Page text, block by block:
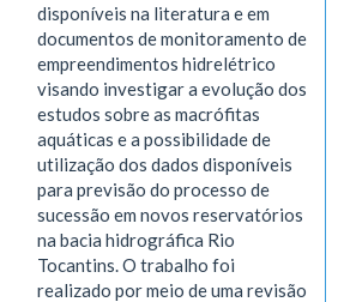
disponíveis na literatura e em
documentos de monitoramento de
empreendimentos hidrelétrico
visando investigar a evolução dos
estudos sobre as macrófitas
aquáticas e a possibilidade de
utilização dos dados disponíveis
para previsão do processo de
sucessão em novos reservatórios
na bacia hidrográfica Rio
Tocantins. O trabalho foi
realizado por meio de uma revisão